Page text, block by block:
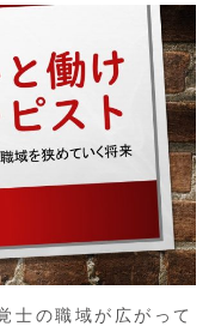
士の職域が広がって